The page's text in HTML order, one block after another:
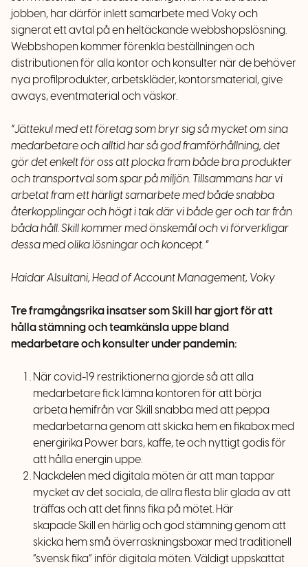
jobben, har därför inlett samarbete med Voky och
signerat ett avtal på en heltäckande webbshopslösning.
Webbshopen kommer förenkla beställningen och
distributionen för alla kontor och konsulter när de behöver
nya profilprodukter, arbetskläder, kontorsmaterial, give
aways, eventmaterial och väskor.
“Jättekul med ett företag som bryr sig så mycket om sina
medarbetare och alltid har så god framförhållning, det
gör det enkelt för oss att plocka fram både bra produkter
och transportval som spar på miljön. Tillsammans har vi
arbetat fram ett härligt samarbete med både snabba
återkopplingar och högt i tak där vi både ger och tar från
båda håll. Skill kommer med önskemål och vi förverkligar
dessa med olika lösningar och koncept.“
Haidar Alsultani, Head of Account Management, Voky
Tre framgångsrika insatser som Skill har gjort för att
hålla stämning och teamkänsla uppe bland
medarbetare och konsulter under pandemin:
När covid-19 restriktionerna gjorde så att alla
medarbetare fick lämna kontoren för att börja
arbeta hemifrån var Skill snabba med att peppa
medarbetarna genom att skicka hem en fikabox med
energirika Power bars, kaffe, te och nyttigt godis för
att hålla energin uppe.
Nackdelen med digitala möten är att man tappar
mycket av det sociala, de allra flesta blir glada av att
träffas och att det finns fika på mötet. Här
skapade Skill en härlig och god stämning genom att
skicka hem små överraskningsboxar med traditionell
”svensk fika” inför digitala möten. Väldigt uppskattat